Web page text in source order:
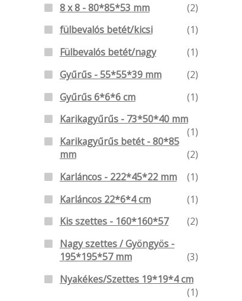
8 x 8 - 80*85*53 mm
(2)
fülbevalós betét/kicsi
(1)
Fülbevalós betét/nagy
(1)
Gyűrűs - 55*55*39 mm
(2)
Gyűrűs 6*6*6 cm
(1)
Karikagyűrűs - 73*50*40 mm
(1)
Karikagyűrűs betét - 80*85
mm
(2)
Karláncos - 222*45*22 mm
(1)
Karláncos 22*6*4 cm
(1)
Kis szettes - 160*160*57
(2)
Nagy szettes / Gyöngyös -
195*195*57 mm
(3)
Nyakékes/Szettes 19*19*4 cm
(1)